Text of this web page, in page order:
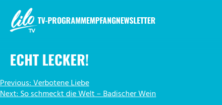
Inhalt
springen
TV-PROGRAMMEMPFANGNEWSLETTER
ECHT LECKER!
BEITRAGSNAVIGATION
Previous:Verbotene Liebe
Next:So schmeckt die Welt – Badischer Wein